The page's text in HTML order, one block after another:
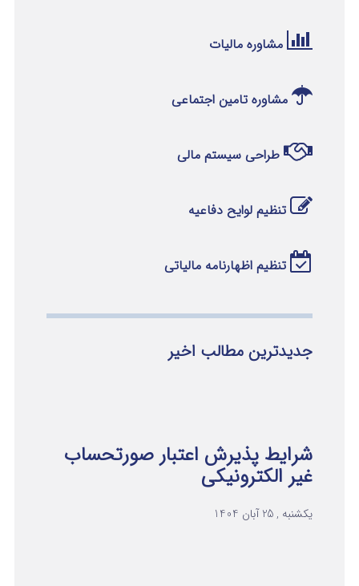
مشاوره مالیات
مشاوره تامین اجتماعی
طراحی سیستم مالی
تنظیم لوایح دفاعیه
تنظیم اظهارنامه مالیاتی
جدیدترین مطالب اخیر
شرایط پذیرش اعتبار صورتحساب
غیر الکترونیکی
یکشنبه , 25 آبان 1404